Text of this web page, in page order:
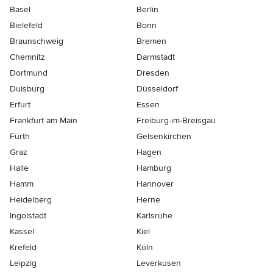
Basel
Berlin
Bielefeld
Bonn
Braunschweig
Bremen
Chemnitz
Darmstadt
Dortmund
Dresden
Duisburg
Düsseldorf
Erfurt
Essen
Frankfurt am Main
Freiburg-im-Breisgau
Fürth
Gelsenkirchen
Graz
Hagen
Halle
Hamburg
Hamm
Hannover
Heidelberg
Herne
Ingolstadt
Karlsruhe
Kassel
Kiel
Krefeld
Köln
Leipzig
Leverkusen